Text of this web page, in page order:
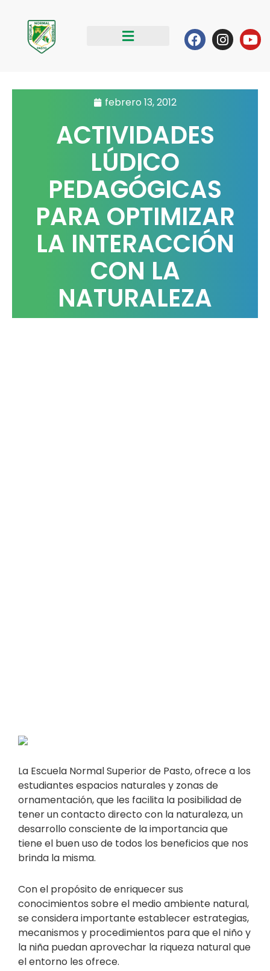
contenido
Facebook
febrero 13, 2012
ACTIVIDADES
LÚDICO
PEDAGÓGICAS
PARA OPTIMIZAR
LA INTERACCIÓN
CON LA
NATURALEZA
La Escuela Normal Superior de Pasto, ofrece a los
estudiantes espacios naturales y zonas de
ornamentación, que les facilita la posibilidad de
tener un contacto directo con la naturaleza, un
desarrollo consciente de la importancia que
tiene el buen uso de todos los beneficios que nos
brinda la misma.
Con el propósito de enriquecer sus
conocimientos sobre el medio ambiente natural,
se considera importante establecer estrategias,
mecanismos y procedimientos para que el niño y
la niña puedan aprovechar la riqueza natural que
el entorno les ofrece.